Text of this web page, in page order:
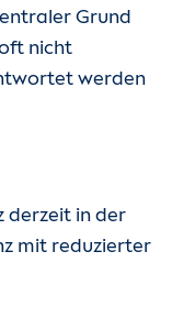
Grund
nicht
werden
derzeit in der
mit reduzierter